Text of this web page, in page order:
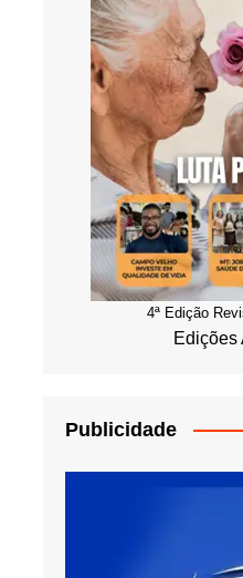
4ª Edição
Edições
Publicidade